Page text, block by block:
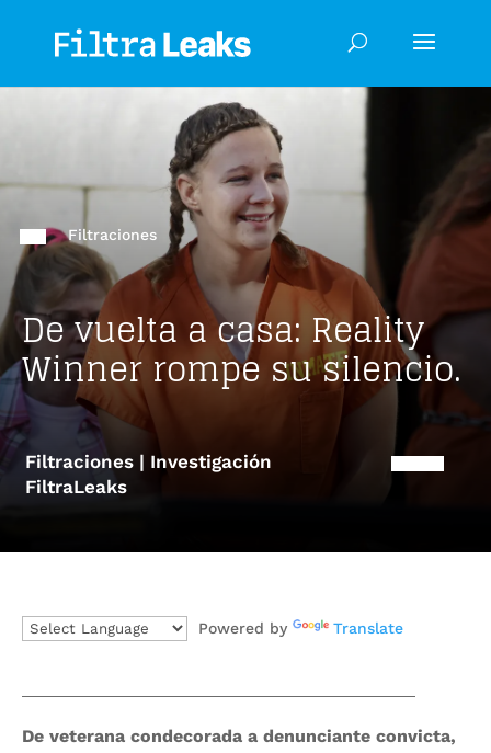
Filtraciones
De vuelta a casa: Reality
Winner rompe su silencio.
Filtraciones | Investigación
FiltraLeaks
Powered by Translate
De veterana condecorada a denunciante convicta,